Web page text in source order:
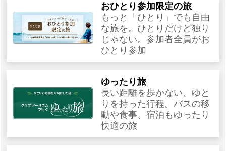
おひとり参加限定の旅
もっと「ひとり」でも自由
な旅を。ひとりだけど独り
じゃない。参加者全員がお
ひとり参加
ゆったり旅
長い距離を歩かない、ゆと
りを持った行程。バスの移
動や食事、宿泊もゆったり
快適の旅